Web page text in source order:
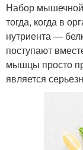
Набор мышечной
тогда, когда в
нутриента —
поступают
мышцы просто
является